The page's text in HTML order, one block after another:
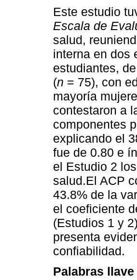
Este estudio
Escala de
salud,
interna en dos
estudiantes,
(n = 75), con
mayoría
contestaron a
componentes
explicando el
fue de 0.80 e
el Estudio 2
salud.El ACP
43.8% de la
el coeficiente
(Estudios 1 y
presenta
confiabilidad.
Palabras llave